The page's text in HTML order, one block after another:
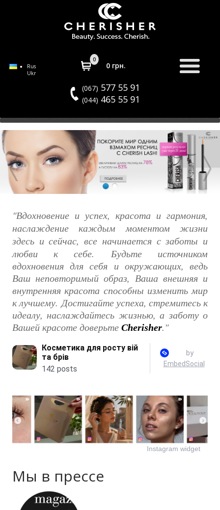
Rus
Ukr
(067) 577 55 91
(044) 465 55 91
0
0 грн.
"Вдохновение и успех, красота и гармония,
наслаждение каждым моментом жизни
здесь и сейчас, все начинается с заботы и
любви к себе. Будьте источником
вдохновения для себя и окружающих, ведь
Ваш неповторимый образ, Ваша внешняя и
внутренняя красота способны изменить мир
к лучшему. Достигайте успеха, стремитесь к
идеалу, наслаждайтесь жизнью, а заботу о
Вашей красоте доверьте Cherisher."
Instagram widget
Мы в прессе